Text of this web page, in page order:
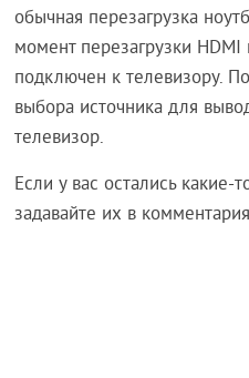
обычная перезагрузка
момент перезагрузки
подключен к телевизору.
выбора источника для
телевизор.
Если у вас остались какие-
задавайте их в